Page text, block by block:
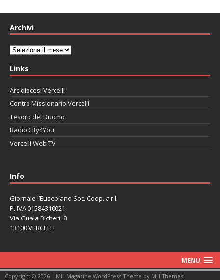
Archivi
Archivi
Links
Arcidiocesi Vercelli
Centro Missionario Vercelli
Tesoro del Duomo
Radio City4You
Vercelli Web TV
Info
Giornale l’Eusebiano Soc. Coop. a r.l.
P. IVA 01584310021
Via Guala Bicheri, 8
13100 VERCELLI
MENU
Copyright © 2026 | MH Magazine WordPress Theme by MH Themes